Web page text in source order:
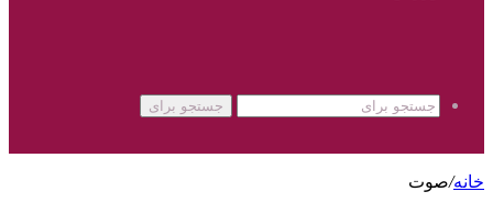
جستجو برای
خانه/صوت